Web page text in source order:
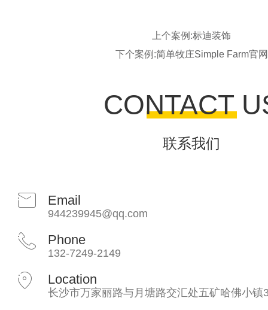
上个案例:标迪装饰
下个案例:简单牧庄Simple Farm官网
CONTACT
联系我们
Email
944239945@qq.com
Phone
132-7249-2149
Location
长沙市万家丽路与月塘路交汇处五矿哈佛小镇